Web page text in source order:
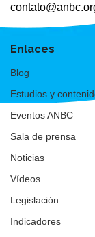
Enlaces
Blog
Estudios y
Eventos ANBC
Sala de prensa
Noticias
Vídeos
Legislación
Indicadores